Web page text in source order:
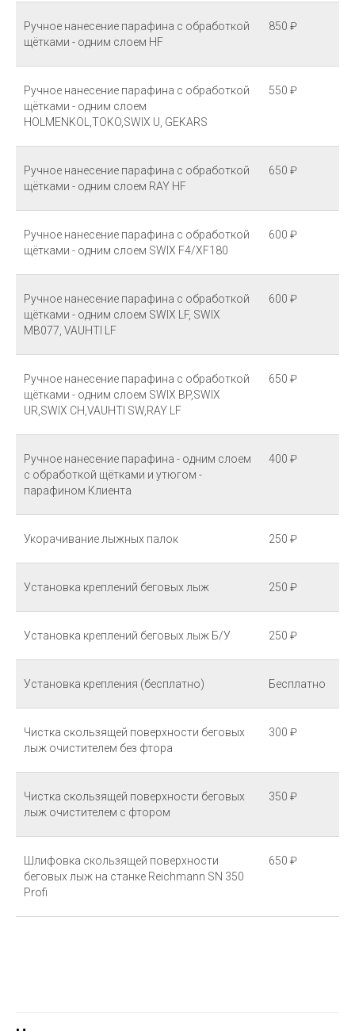
Ручное нанесение парафина с обработкой
щётками - одним слоем HF
850 ₽
Ручное нанесение парафина с обработкой
щётками - одним слоем
HOLMENKOL,TOKO,SWIX U, GEKARS
550 ₽
Ручное нанесение парафина с обработкой
щётками - одним слоем RAY HF
650 ₽
Ручное нанесение парафина с обработкой
щётками - одним слоем SWIX F4/XF180
600 ₽
Ручное нанесение парафина с обработкой
щётками - одним слоем SWIX LF, SWIX
MB077, VAUHTI LF
600 ₽
Ручное нанесение парафина с обработкой
щётками - одним слоем SWIX BP,SWIX
UR,SWIX CH,VAUHTI SW,RAY LF
650 ₽
Ручное нанесение парафина - одним слоем
с обработкой щётками и утюгом -
парафином Клиента
400 ₽
Укорачивание лыжных палок 250 ₽
Установка креплений беговых лыж 250 ₽
Установка креплений беговых лыж Б/У 250 ₽
Установка крепления (бесплатно) Бесплатно
Чистка скользящей поверхности беговых
лыж очистителем без фтора
300 ₽
Чистка скользящей поверхности беговых
лыж очистителем с фтором
350 ₽
Шлифовка скользящей поверхности
беговых лыж на станке Reichmann SN 350
Profi
650 ₽